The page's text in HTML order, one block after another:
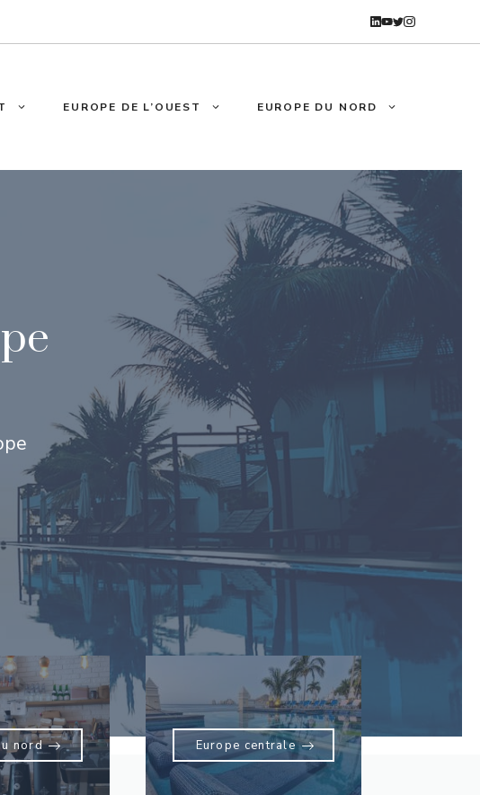
EUROPE DE L’OUEST EUROPE DU NORD
nord Europe centrale